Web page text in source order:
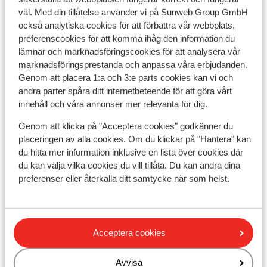
väl. Med din tillåtelse använder vi på Sunweb Group GmbH
också analytiska cookies för att förbättra vår webbplats,
preferenscookies för att komma ihåg den information du
lämnar och marknadsföringscookies för att analysera vår
marknadsföringsprestanda och anpassa våra erbjudanden.
Genom att placera 1:a och 3:e parts cookies kan vi och
andra parter spåra ditt internetbeteende för att göra vårt
innehåll och våra annonser mer relevanta för dig.
Genom att klicka på "Acceptera cookies" godkänner du
placeringen av alla cookies. Om du klickar på "Hantera" kan
du hitta mer information inklusive en lista över cookies där
du kan välja vilka cookies du vill tillåta. Du kan ändra dina
preferenser eller återkalla ditt samtycke när som helst.
Acceptera cookies
Avvisa
Hotel Club Le Crêt -
halvpension
Halv- och helpension kan bokas